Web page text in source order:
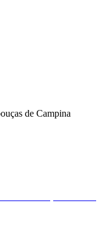
de Campina